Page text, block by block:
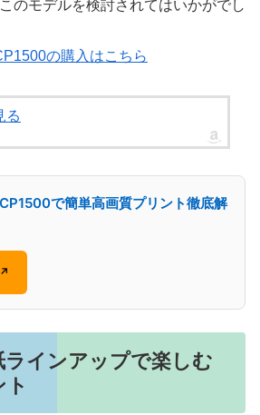
のモデルを検討されてはいかがでし
の購入はこちら
る
で簡単高画質プリント徹底解
↗
ラインアップで楽しむ